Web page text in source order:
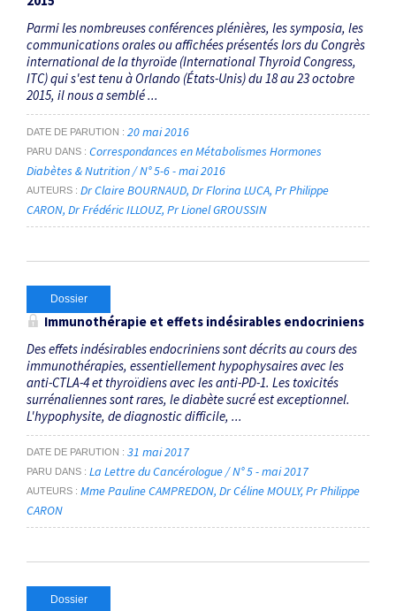
Parmi les nombreuses conférences plénières, les symposia, les
communications orales ou affichées présentés lors du Congrès
international de la thyroïde (International Thyroid Congress,
ITC) qui s'est tenu à Orlando (États-Unis) du 18 au 23 octobre
2015, il nous a semblé ...
DATE DE PARUTION 20 mai 2016
PARU DANS
Correspondances en Métabolismes Hormones
Diabètes & Nutrition / N° 5-6 - mai 2016
AUTEURS Dr Claire BOURNAUD Dr Florina LUCA Pr Philippe
CARON Dr Frédéric ILLOUZ Pr Lionel GROUSSIN
Dossier
Immunothérapie et effets indésirables endocriniens
Des effets indésirables endocriniens sont décrits au cours des
immunothérapies, essentiellement hypophysaires avec les
anti-CTLA-4 et thyroïdiens avec les anti-PD-1. Les toxicités
surrénaliennes sont rares, le diabète sucré est exceptionnel.
L'hypophysite, de diagnostic difficile, ...
DATE DE PARUTION 31 mai 2017
PARU DANS La Lettre du Cancérologue / N° 5 - mai 2017
AUTEURS Mme Pauline CAMPREDON Dr Céline MOULY Pr Philippe
CARON
Dossier